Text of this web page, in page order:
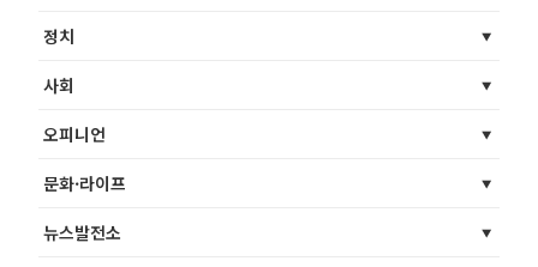
정치
사회
오피니언
문화·라이프
뉴스발전소